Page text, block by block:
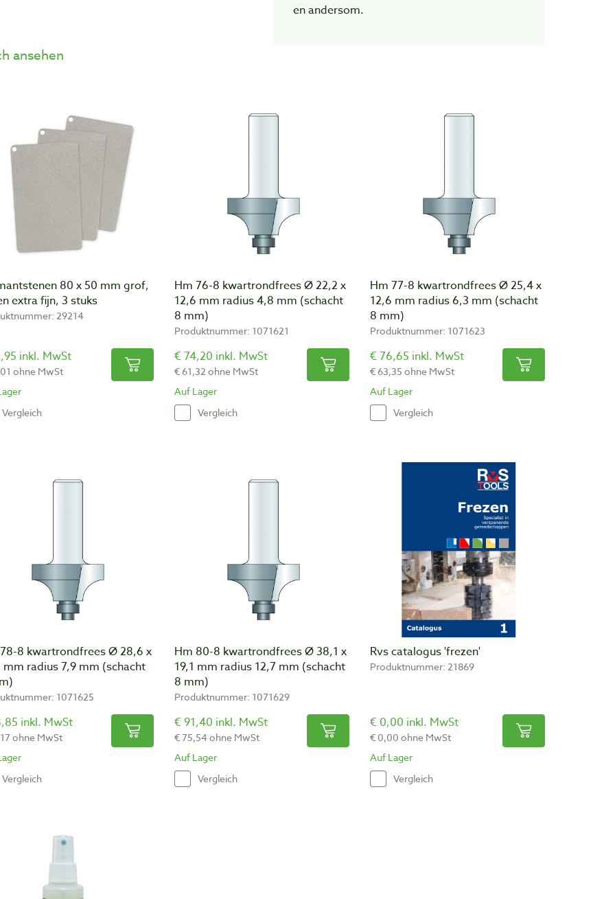
en andersom.
ansehen
80 x 50 mm grof,
extra fijn, 3 stuks
29214
inkl. MwSt
ohne MwSt
Vergleich
Hm 76-8 kwartrondfrees Ø 22,2 x
12,6 mm radius 4,8 mm (schacht
8 mm)
Produktnummer: 1071621
€ 74,20 inkl. MwSt
€ 61,32 ohne MwSt
Auf Lager
Vergleich
Hm 77-8 kwartrondfrees Ø 25,4 x
12,6 mm radius 6,3 mm (schacht
8 mm)
Produktnummer: 1071623
€ 76,65 inkl. MwSt
€ 63,35 ohne MwSt
Auf Lager
Vergleich
8 kwartrondfrees Ø 28,6 x
mm radius 7,9 mm (schacht
1071625
inkl. MwSt
ohne MwSt
Vergleich
Hm 80-8 kwartrondfrees Ø 38,1 x
19,1 mm radius 12,7 mm (schacht
8 mm)
Produktnummer: 1071629
€ 91,40 inkl. MwSt
€ 75,54 ohne MwSt
Auf Lager
Vergleich
Rvs catalogus 'frezen'
Produktnummer: 21869
€ 0,00 inkl. MwSt
€ 0,00 ohne MwSt
Auf Lager
Vergleich